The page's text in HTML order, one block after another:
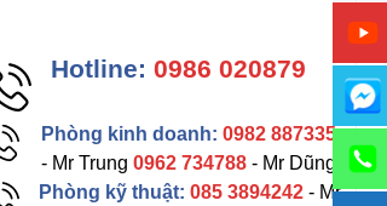
Hotline: 0986 020879
Phòng kinh doanh: 0982 887335
- Mr Trung0962 734788 - Mr Dũng
Phòng kỹ thuật: 085 3894242- Mr